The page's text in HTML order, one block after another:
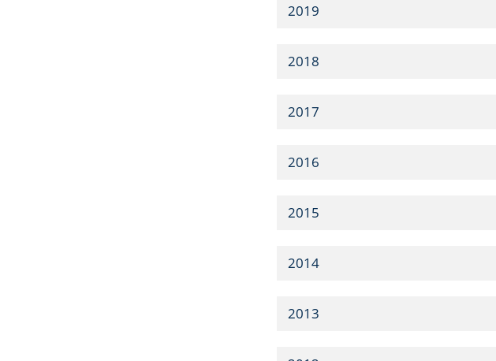
2019
2018
2017
2016
2015
2014
2013